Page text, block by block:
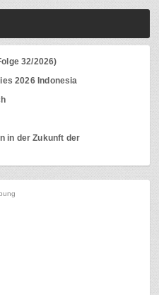
32/2026)
2026 Indonesia
in der Zukunft der